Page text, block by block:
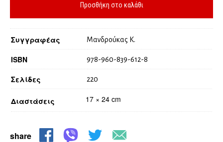
Προσθήκη στο καλάθι
Διαστάσεις 17 × 24 cm
Συγγραφέας Μανδρούκας Κ.
ISBN 978-960-839-612-8
Σελίδες 220
share